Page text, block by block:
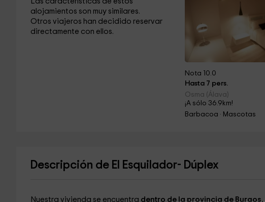
alojamientos son muy similares.
Otros viajeros han decidido reservar
directamente con ellos.
Nota 10.0
Hasta 7 pers.
Osma (Álava)
¡A sólo 36.9km!
Barbacoa · Mascotas
Descripción de El Esquilador- Dúplex
Nuestra vivienda se encuentra dentro de la provincia de Burgos,